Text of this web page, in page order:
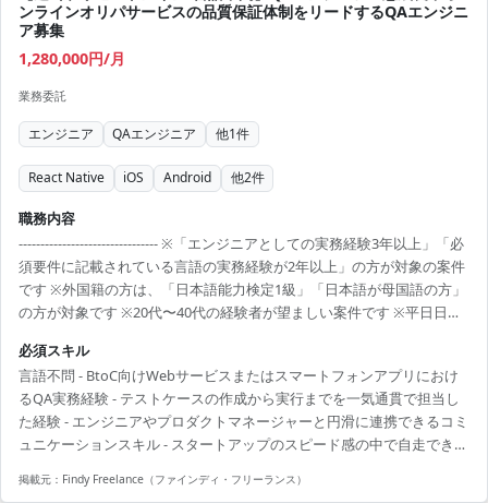
ンラインオリパサービスの品質保証体制をリードするQAエンジニ
ア募集
1,280,000円/月
業務委託
エンジニア QAエンジニア 他1件
React Native iOS Android 他2件
職務内容
-------------------------------- ※「エンジニアとしての実務経験3年以上」「必
須要件に記載されている言語の実務経験が2年以上」の方が対象の案件
です ※外国籍の方は、「日本語能力検定1級」「日本語が母国語の方」
の方が対象です ※20代〜40代の経験者が望ましい案件です ※平日日中
いる方は、直接ご連絡いただいた方がスムーズです ----------------------------
---- - toC向けスマートフォンアプリ/Webサービスの品質保証業務全般 -
仕様・要件の確認、テスト観点の整理 - テスト計画の...
必須スキル
言語不問 - BtoC向けWebサービスまたはスマートフォンアプリにおけ
るQA実務経験 - テストケースの作成から実行までを一気通貫で担当し
た経験 - エンジニアやプロダクトマネージャーと円滑に連携できるコミ
ュニケーションスキル - スタートアップのスピード感の中で自走できる
掲載元： Findy Freelance（ファインディ・フリーランス）